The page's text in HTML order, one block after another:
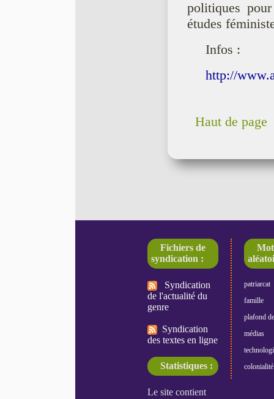
politiques
études
Infos :
http://
Haut de page
Fichiers de
syndication :
Syndication
de l'actualité du
genre
Syndication
des textes en ligne
Statistiques :
patriarcat
famille
plafond
médias
colonialité